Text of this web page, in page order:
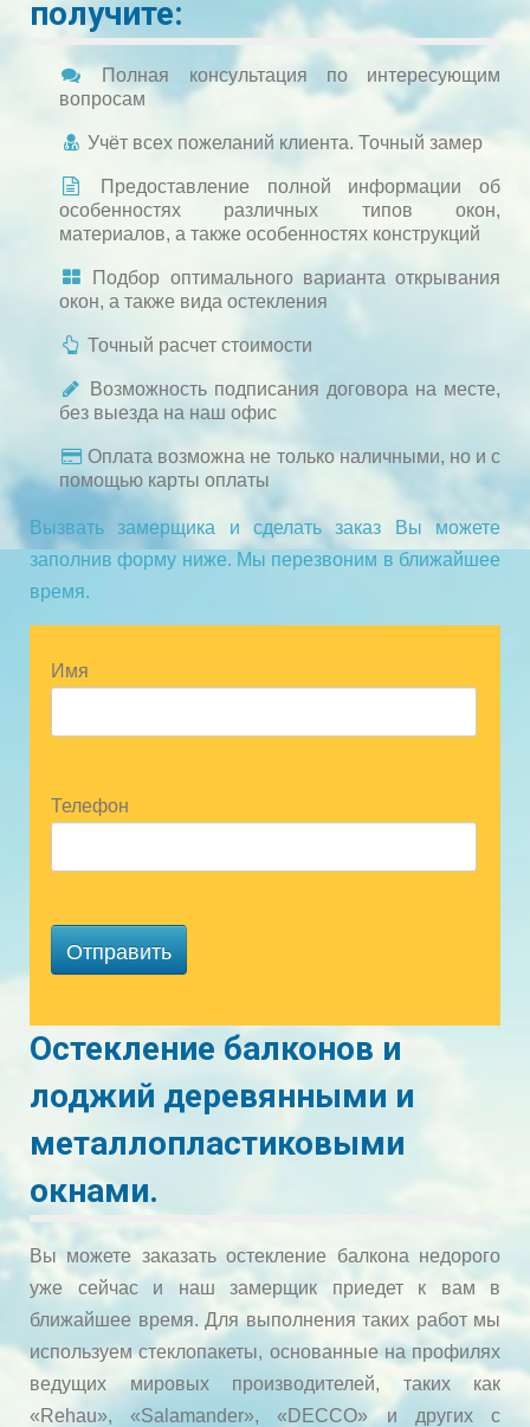
получите:
Полная консультация по интересующим
вопросам
Учёт всех пожеланий клиента. Точный замер
Предоставление полной информации об
особенностях различных типов окон,
материалов, а также особенностях конструкций
Подбор оптимального варианта открывания
окон, а также вида остекления
Точный расчет стоимости
Возможность подписания договора на месте,
без выезда на наш офис
Оплата возможна не только наличными, но и с
помощью карты оплаты
Вызвать замерщика и сделать заказ Вы можете
заполнив форму ниже. Мы перезвоним в ближайшее
время.
Имя
Телефон
Отправить
Остекление балконов и
лоджий деревянными и
металлопластиковыми
окнами.
Вы можете заказать остекление балкона недорого
уже сейчас и наш замерщик приедет к вам в
ближайшее время. Для выполнения таких работ мы
используем стеклопакеты, основанные на профилях
ведущих мировых производителей, таких как
«Rehau», «Salamander», «DECCO» и других с